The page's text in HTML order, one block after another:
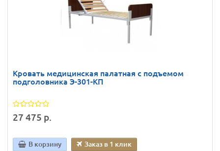
Кровать медицинская палатная с подъемом
подголовника Э-301-КП
27 475 р.
В корзину Заказ в 1 клик